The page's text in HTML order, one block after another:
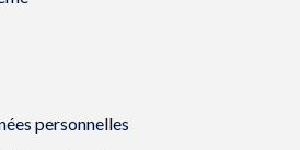
e
n
ê
personnelles